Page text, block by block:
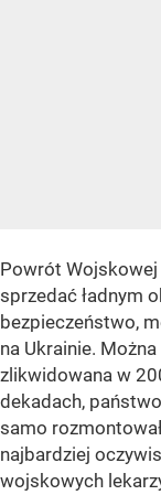
Powrót
sprzedać ładnym
bezpieczeństwo,
na Ukrainie.
zlikwidowana w
dekadach,
samo
najbardziej
wojskowych